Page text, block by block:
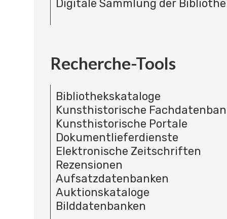
Digitale Sammlung der
Recherche-Tools
Bibliothekskataloge
Kunsthistorische
Kunsthistorische Portale
Dokumentlieferdienste
Elektronische Zeitschriften
Rezensionen
Aufsatzdatenbanken
Auktionskataloge
Bilddatenbanken